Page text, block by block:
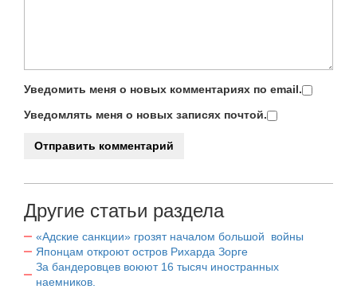
Уведомить меня о новых комментариях по email.
Уведомлять меня о новых записях почтой.
Другие статьи раздела
«Адские санкции» грозят началом большой войны
Японцам откроют остров Рихарда Зорге
За бандеровцев воюют 16 тысяч иностранных
наемников.